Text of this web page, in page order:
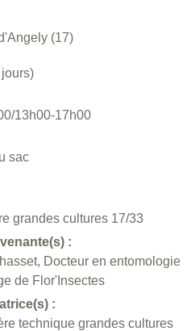
(17)
13h00-17h00
sac
grandes cultures 17/33
:
Docteur en entomologie
de Flor'Insectes
:
technique grandes cultures